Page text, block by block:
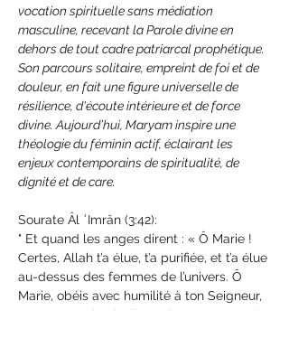
vocation spirituelle sans médiation
masculine, recevant la Parole divine en
dehors de tout cadre patriarcal prophétique.
Son parcours solitaire, empreint de foi et de
douleur, en fait une figure universelle de
résilience, d'écoute intérieure et de force
divine. Aujourd’hui, Maryam inspire une
théologie du féminin actif, éclairant les
enjeux contemporains de spiritualité, de
dignité et de care.
Sourate Âl ʿImrân (3:42):
" Et quand les anges dirent : « Ô Marie !
Certes, Allah t’a élue, t’a purifiée, et t’a élue
au-dessus des femmes de l’univers. Ô
Marie, obéis avec humilité à ton Seigneur,
prosterne-toi et incline-toi avec ceux qui